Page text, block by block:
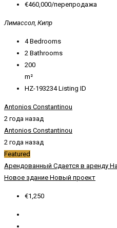
€460,000/перепродажа
Лимассол, Кипр
4Bedrooms
2 Bathrooms
200
m²
HZ-193234Listing ID
Antonios Constantinou
2 года назад
Antonios Constantinou
2 года назад
Featured
Арендованный Сдается в аренду
Новое здание Новый проект
€1,250